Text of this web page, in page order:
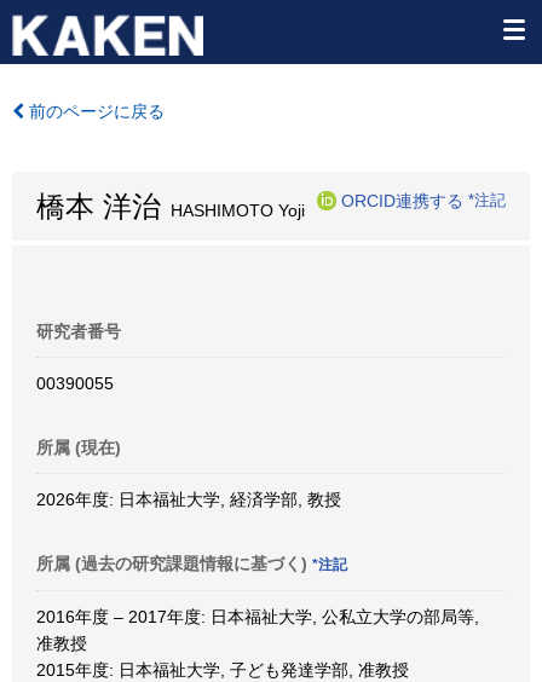
前のページに戻る
橋本 洋治 HASHIMOTO Yoji
ORCID連携する *注記
研究者番号
00390055
所属 (現在)
2026年度: 日本福祉大学, 経済学部, 教授
所属 (過去の研究課題情報に基づく) *注記
2016年度 – 2017年度: 日本福祉大学, 公私立大学の部局等,
准教授
2015年度: 日本福祉大学, 子ども発達学部, 准教授